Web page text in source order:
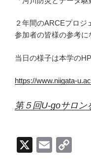
２年間のARCEプロジ
参加者の皆様の参考に
当日の様子は本学の
https://www.niigata-
第５回U-goサロン
X
E